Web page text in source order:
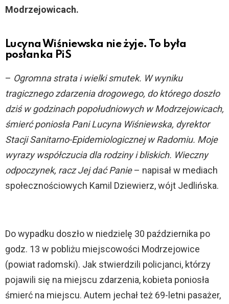
Modrzejowicach.
Lucyna Wiśniewska nie żyje. To była
posłanka PiS
– Ogromna strata i wielki smutek. W wyniku
tragicznego zdarzenia drogowego, do którego doszło
dziś w godzinach popołudniowych w Modrzejowicach,
śmierć poniosła Pani Lucyna Wiśniewska, dyrektor
Stacji Sanitarno-Epidemiologicznej w Radomiu. Moje
wyrazy współczucia dla rodziny i bliskich. Wieczny
odpoczynek, racz Jej dać Panie– napisał w mediach
społecznościowych Kamil Dziewierz, wójt Jedlińska.
Do wypadku doszło w niedzielę 30 października po
godz. 13 w pobliżu miejscowości Modrzejowice
(powiat radomski). Jak stwierdzili policjanci, którzy
pojawili się na miejscu zdarzenia, kobieta poniosła
śmierć na miejscu. Autem jechał też 69-letni pasażer,